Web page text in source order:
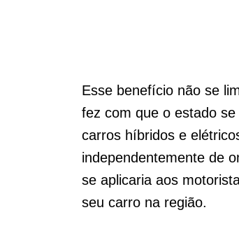
Esse benefício não se
fez com que o estado
carros híbridos e
independentemente de
se aplicaria aos
seu carro na região.